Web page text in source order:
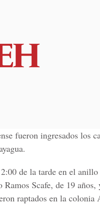
fueron ingresados los
de la tarde en el
Ramos Scafe, de 19
raptados en la colonia